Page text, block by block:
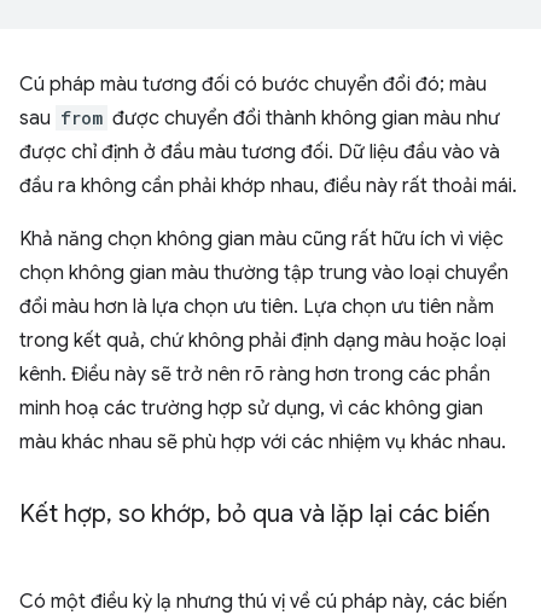
Cú pháp màu tương đối có bước chuyển đổi đó; màu
sau from được chuyển đổi thành không gian màu như
được chỉ định ở đầu màu tương đối. Dữ liệu đầu vào và
đầu ra không cần phải khớp nhau, điều này rất thoải mái.
Khả năng chọn không gian màu cũng rất hữu ích vì việc
chọn không gian màu thường tập trung vào loại chuyển
đổi màu hơn là lựa chọn ưu tiên. Lựa chọn ưu tiên nằm
trong kết quả, chứ không phải định dạng màu hoặc loại
kênh. Điều này sẽ trở nên rõ ràng hơn trong các phần
minh hoạ các trường hợp sử dụng, vì các không gian
màu khác nhau sẽ phù hợp với các nhiệm vụ khác nhau.
Kết hợp, so khớp, bỏ qua và lặp lại các biến
Có một điều kỳ lạ nhưng thú vị về cú pháp này, các biến